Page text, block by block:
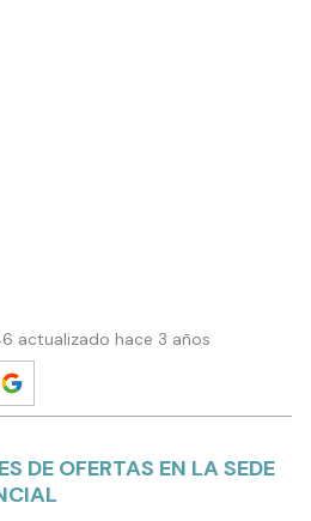
actualizado hace 3 años
DE OFERTAS EN LA SEDE